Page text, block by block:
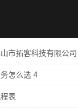
市拓客科技有限公司
怎么选 4
表